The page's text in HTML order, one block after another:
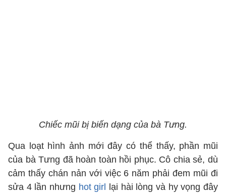
Chiếc mũi bị biến dạng của bà Tưng.
Qua loạt hình ảnh mới đây có thể thấy, phần mũi
của bà Tưng đã hoàn toàn hồi phục. Cô chia sẻ, dù
cảm thấy chán nản với việc 6 năm phải đem mũi đi
sửa 4 lần nhưng hot girl
lại hài lòng và hy vọng đây